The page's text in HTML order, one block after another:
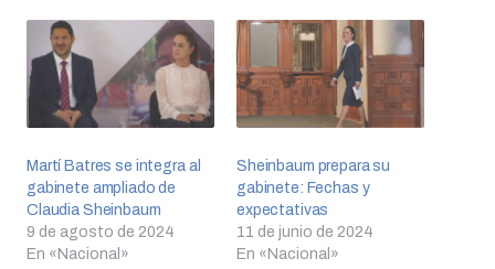
Martí Batres se integra al
gabinete ampliado de
Claudia Sheinbaum
9 de agosto de 2024
En «Nacional»
Sheinbaum prepara su
gabinete: Fechas y
expectativas
11 de junio de 2024
En «Nacional»